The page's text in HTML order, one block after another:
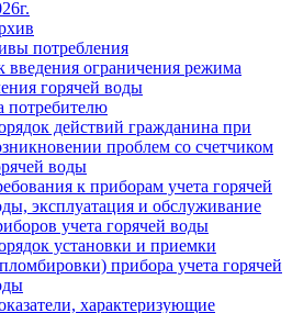
потребления
введения ограничения режима
горячей воды
потребителю
действий гражданина при
проблем со счетчиком
воды
к приборам учета горячей
эксплуатация и обслуживание
учета горячей воды
установки и приемки
прибора учета горячей
характеризующие